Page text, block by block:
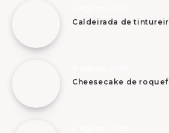
Caldeirada de
Cheesecake de